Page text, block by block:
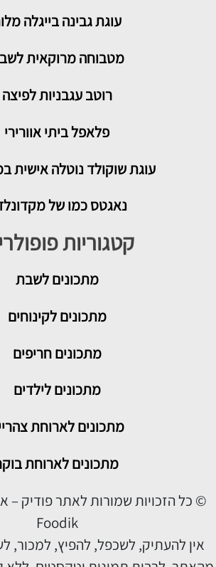
עוגת גבינה בייגלה
מטבוחה מרוקאית
רוטב עגבניות לפיצה
פלאפל ביתי אוורירי
עוגת שוקולד נוטלה אישית
נאגטס כמו של
קטגוריות
מתכוניםלשבת
מתכונים לקינוחים
מתכונים חריפים
מתכונים לילדים
מתכונים לארוחת
מתכונים לארוחת
© כל הזכויות שמורות לאתר פודיק –
Foodik
אין להעתיק, לשכפל, להפיץ, למכור,